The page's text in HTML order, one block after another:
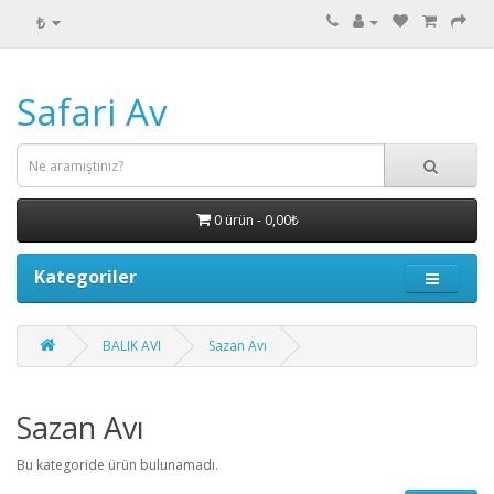
₺
Safari Av
0 ürün - 0,00₺
Kategoriler
BALIK AVI Sazan Avı
Sazan Avı
Bu kategoride ürün bulunamadı.